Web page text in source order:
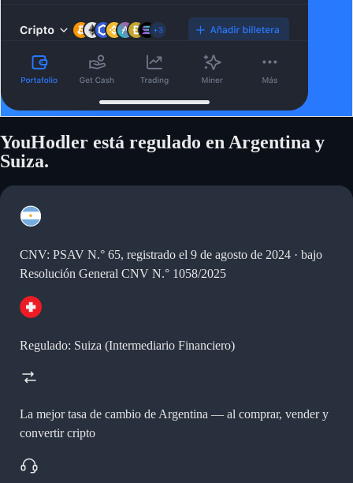
YouHodler está regulado en Argentina y
Suiza.
CNV: PSAV N.° 65, registrado el 9 de agosto de 2024 · bajo
Resolución General CNV N.° 1058/2025
Regulado: Suiza (Intermediario Financiero)
La mejor tasa de cambio de Argentina — al comprar, vender y
convertir cripto